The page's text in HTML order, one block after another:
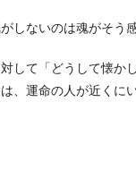
しないのは魂がそう
して「どうして懐か
、運命の人が近くに